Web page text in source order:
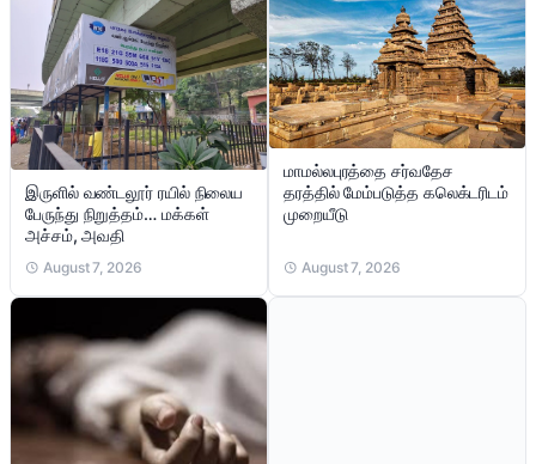
இருளில் வண்டலூர் ரயில் நிலைய
பேருந்து நிறுத்தம்… மக்கள்
அச்சம், அவதி
August 7, 2026
மாமல்லபுரத்தை சர்வதேச
தரத்தில் மேம்படுத்த கலெக்டரிடம்
முறையீடு
August 7, 2026